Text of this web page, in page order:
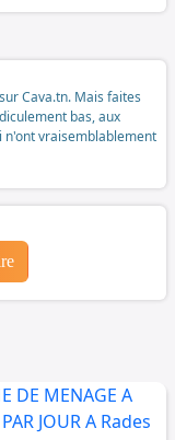
Cava.tn. Mais faites
bas, aux
n'ont vraisemblablement